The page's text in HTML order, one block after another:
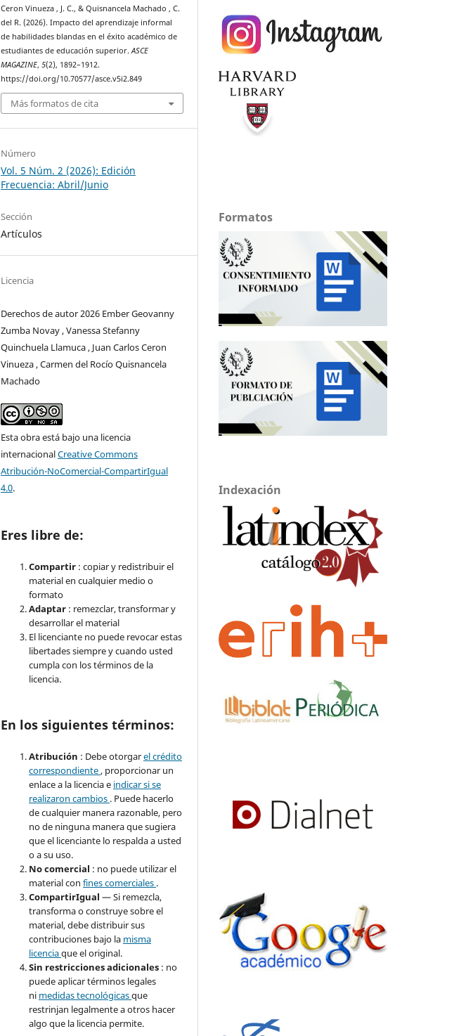
Ceron Vinueza , J. C., & Quisnancela Machado , C.
del R. (2026). Impacto del aprendizaje informal
de habilidades blandas en el éxito académico de
estudiantes de educación superior.ASCE
MAGAZINE,5(2), 1892–1912.
https://doi.org/10.70577/asce.v5i2.849
Más formatos de cita
Número
Vol. 5 Núm. 2 (2026): Edición
Frecuencia: Abril/Junio
Sección
Artículos
Licencia
Derechos de autor 2026 Ember Geovanny
Zumba Novay , Vanessa Stefanny
Quinchuela Llamuca , Juan Carlos Ceron
Vinueza , Carmen del Rocío Quisnancela
Machado
Esta obra está bajo una licencia
internacionalCreative Commons
Atribución-NoComercial-CompartirIgual
4.0.
Eres libre de:
Compartir : copiar y redistribuir el
material en cualquier medio o
formato
Adaptar : remezclar, transformar y
desarrollar el material
El licenciante no puede revocar estas
libertades siempre y cuando usted
cumpla con los términos de la
licencia.
En los siguientes términos:
Atribución : Debe otorgarel crédito
correspondiente, proporcionar un
enlace a la licencia e indicar si se
realizaron cambios . Puede hacerlo
de cualquier manera razonable, pero
no de ninguna manera que sugiera
que el licenciante lo respalda a usted
o a su uso.
No comercial : no puede utilizar el
material confines comerciales .
CompartirIgual— Si remezcla,
transforma o construye sobre el
material, debe distribuir sus
contribuciones bajo la misma
licenciaque el original.
Sin restricciones adicionales : no
puede aplicar términos legales
ni medidas tecnológicasque
restrinjan legalmente a otros hacer
algo que la licencia permite.
Formatos
Indexación